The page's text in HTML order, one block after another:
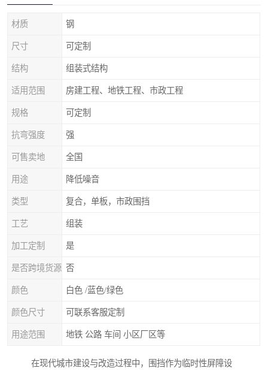
材质 钢
尺寸 可定制
结构 组装式结构
适用范围 房建工程、地铁工程、市政工程
规格 可定制
抗弯强度 强
可售卖地 全国
用途 降低噪音
类型 复合，单板，市政围挡
工艺 组装
加工定制 是
是否跨境货源 否
颜色 白色 /蓝色/绿色
颜色尺寸 可联系客服定制
用途范围 地铁 公路 车间 小区厂区等
在现代城市建设与改造过程中，围挡作为临时性屏障设